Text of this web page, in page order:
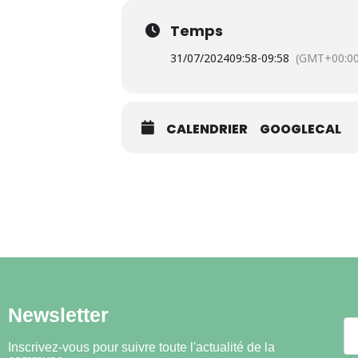
Temps
31/07/202409:58-09:58
CALENDRIER GOOGLECAL
Newsletter
Inscrivez-vous pour suivre toute l'actualité de la